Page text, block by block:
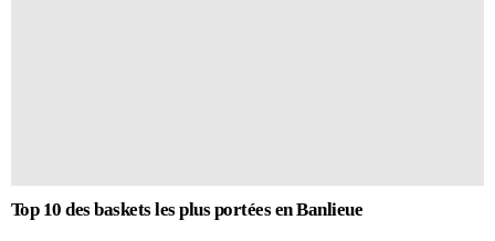
Top 10 des baskets les plus portées en Banlieue